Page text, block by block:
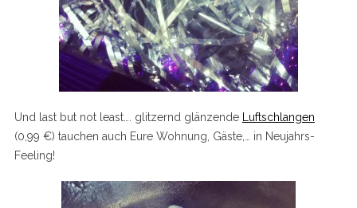
Und last but not least…. glitzernd glänzende
Luftschlangen
(0,99 €) tauchen auch Eure Wohnung, Gäste,… in Neujahrs-
Feeling!